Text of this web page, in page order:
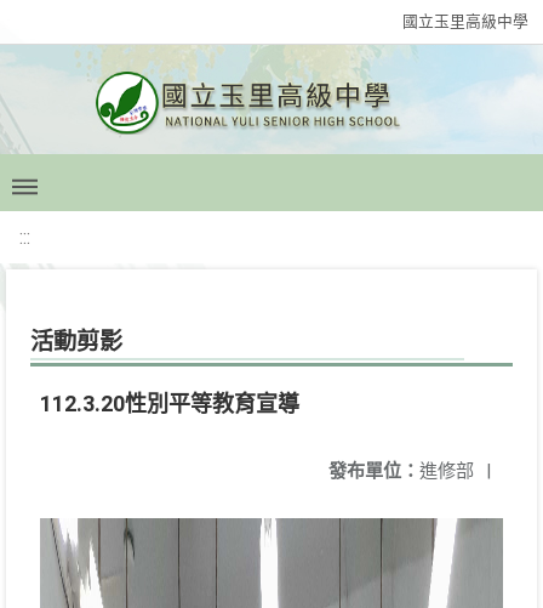
國立玉里高級中學
:::
活動剪影
112.3.20性別平等教育宣導
發布單位： 進修部 |